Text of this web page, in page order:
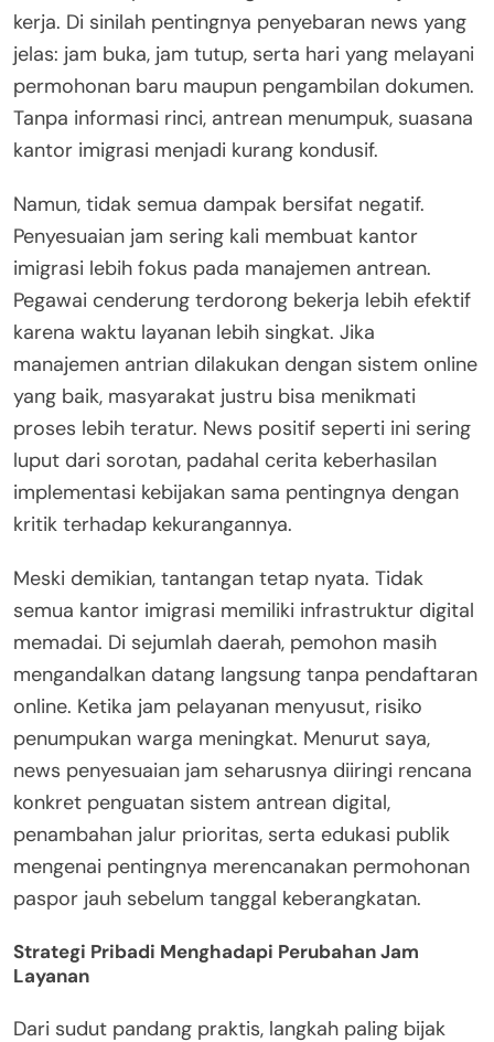
kerja. Di sinilah pentingnya penyebaran news yang
jelas: jam buka, jam tutup, serta hari yang melayani
permohonan baru maupun pengambilan dokumen.
Tanpa informasi rinci, antrean menumpuk, suasana
kantor imigrasi menjadi kurang kondusif.
Namun, tidak semua dampak bersifat negatif.
Penyesuaian jam sering kali membuat kantor
imigrasi lebih fokus pada manajemen antrean.
Pegawai cenderung terdorong bekerja lebih efektif
karena waktu layanan lebih singkat. Jika
manajemen antrian dilakukan dengan sistem online
yang baik, masyarakat justru bisa menikmati
proses lebih teratur. News positif seperti ini sering
luput dari sorotan, padahal cerita keberhasilan
implementasi kebijakan sama pentingnya dengan
kritik terhadap kekurangannya.
Meski demikian, tantangan tetap nyata. Tidak
semua kantor imigrasi memiliki infrastruktur digital
memadai. Di sejumlah daerah, pemohon masih
mengandalkan datang langsung tanpa pendaftaran
online. Ketika jam pelayanan menyusut, risiko
penumpukan warga meningkat. Menurut saya,
news penyesuaian jam seharusnya diiringi rencana
konkret penguatan sistem antrean digital,
penambahan jalur prioritas, serta edukasi publik
mengenai pentingnya merencanakan permohonan
paspor jauh sebelum tanggal keberangkatan.
Strategi Pribadi Menghadapi Perubahan Jam
Layanan
Dari sudut pandang praktis, langkah paling bijak